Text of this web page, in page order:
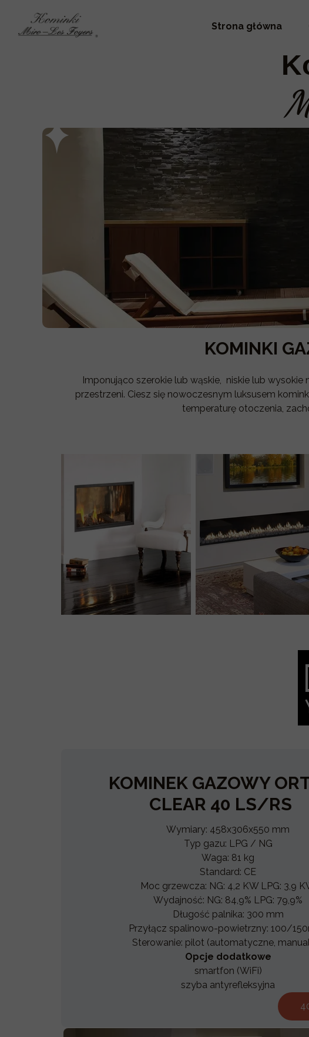
Strona główna
KOMINEK GAZOWY
CLEAR 40 LS/RS
Wymiary: 458x306x550 mm
Typ gazu: LPG / NG
Waga: 81 kg
Standard: CE
Moc grzewcza: NG: 4,2 KW LPG: 3,9
Wydajność: NG: 84,9% LPG: 79,9%
Długość palnika: 300 mm
Przyłącz spalinowo-powietrzny: 100/
Sterowanie: pilot (automatyczne,
Opcje dodatkowe
smartfon (WiFi)
szyba antyrefleksyjna
KOMINKI
Imponująco szerokie lub wąskie, niskie lub
przestrzeni. Ciesz się nowoczesnym luksusem
temperaturę otoczenia,